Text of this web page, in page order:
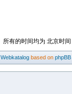
所有的时间均为 北京时间
Webkatalog based on phpBB